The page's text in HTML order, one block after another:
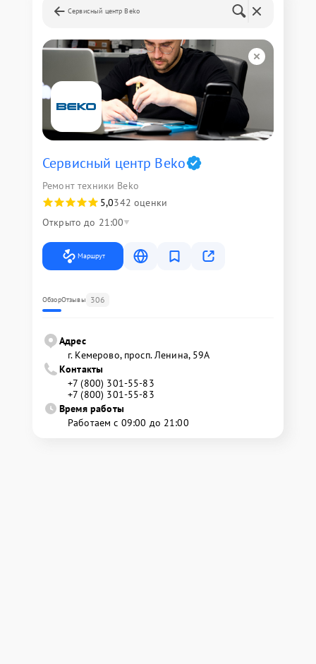
Сервисный центр Beko
Сервисный центр Beko
Ремонт техники Beko
5,0342 оценки
Открыто до 21:00
Маршрут
ОбзорОтзывы 306
Адрес
г. Кемерово, просп. Ленина, 59А
Контакты
+7 (800) 301-55-83
+7 (800) 301-55-83
Время работы
Работаем с 09:00 до 21:00